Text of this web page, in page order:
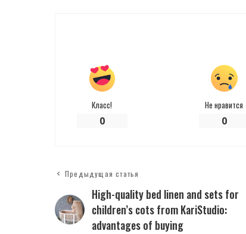
Класс!
0
Не нравится
0
Предыдущая статья
High-quality bed linen and sets for
children’s cots from KariStudio:
advantages of buying